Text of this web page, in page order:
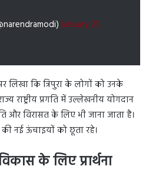
January 21,
कि त्रिपुरा के लोगों को उनके
राष्ट्रीय प्रगति में उल्लेखनीय योगदान
और विरासत के लिए भी जाना जाता है।
की नई ऊंचाइयों को छूता रहे।
के लिए प्रार्थना